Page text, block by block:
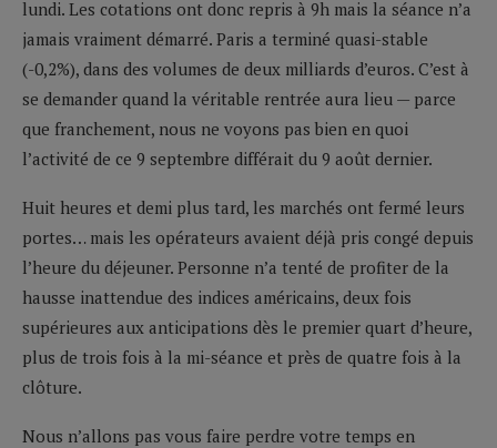
lundi. Les cotations ont donc repris à 9h mais la séance n’a
jamais vraiment démarré. Paris a terminé quasi-stable
(-0,2%), dans des volumes de deux milliards d’euros. C’est à
se demander quand la véritable rentrée aura lieu — parce
que franchement, nous ne voyons pas bien en quoi
l’activité de ce 9 septembre différait du 9 août dernier.
Huit heures et demi plus tard, les marchés ont fermé leurs
portes… mais les opérateurs avaient déjà pris congé depuis
l’heure du déjeuner. Personne n’a tenté de profiter de la
hausse inattendue des indices américains, deux fois
supérieures aux anticipations dès le premier quart d’heure,
plus de trois fois à la mi-séance et près de quatre fois à la
clôture.
Nous n’allons pas vous faire perdre votre temps en